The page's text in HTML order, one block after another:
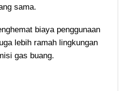
sama.
biaya penggunaan
lebih ramah lingkungan
gas buang.